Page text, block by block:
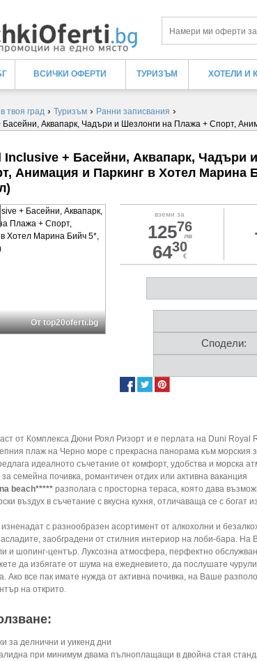
Търси
ВСИЧКИ ОФЕРТИ ТУРИЗЪМ ХОТЕЛИ И
твоя град › Туризъм › Ранни записвания ›
Басейни, Аквапарк, Чадъри и Шезлонги на Плажа + Спорт,
+ Басейни, Аквапарк, Чадъри
Анимация и Паркинг в Хотел Марина
От top20oferti.bg
вземи за
12576
лв
6430
€
Сподели:
от Комплекса Дюни Роял Ризорт и е перлата на Duni Royal
плаж на Черно море с прекрасна панорама към морския
идеалното съчетание от комфорт, удобства и морска
семейна почивка, романтичен отдих или активна ваканция
beach***** разполага с просторна тераса, която дава
въздух в съчетание с вкусна кухня, отличаваща се с богат
с разнообразен асортимент от алкохолни и
заобградени от стилния интериор на лоби-бара.
и шопинг-център. Луксозна атмосфера, перфектно
да избягате от шума на ежедневието, да послушате
Ако все пак имате нужда от активна почивка, на Ваше
на открито.
за делнични и уикенд дни
при минимум двама пълноплащащи в двойна стая